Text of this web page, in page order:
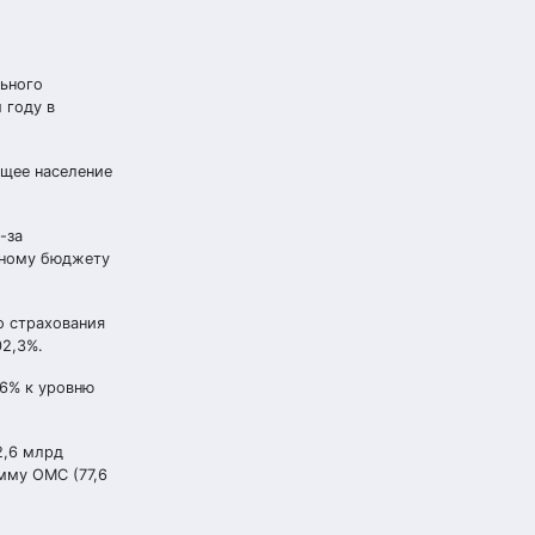
году в
население
за
бюджету
к уровню
млрд
ОМС (77,6